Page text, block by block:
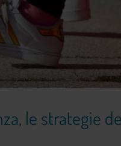
le strategie